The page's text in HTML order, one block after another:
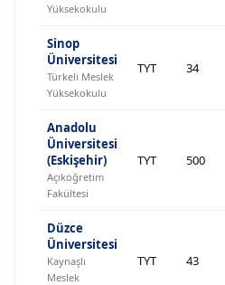
Yüksekokulu
Sinop
Üniversitesi
Türkeli Meslek
Yüksekokulu
TYT 34
Anadolu
Üniversitesi
(Eskişehir)
Açıköğretim
Fakültesi
TYT 500
Düzce
Üniversitesi
Kaynaşlı
Meslek
TYT 43